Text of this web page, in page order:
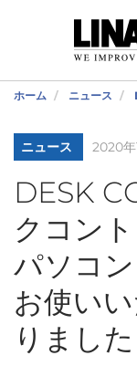
ホーム ニュース
ニュース 2020年
DESK
クコン
パソコ
お使い
りました